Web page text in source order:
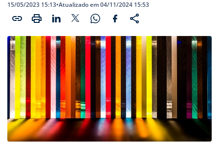
15/05/2023 15:13•Atualizado em 04/11/2024 15:53